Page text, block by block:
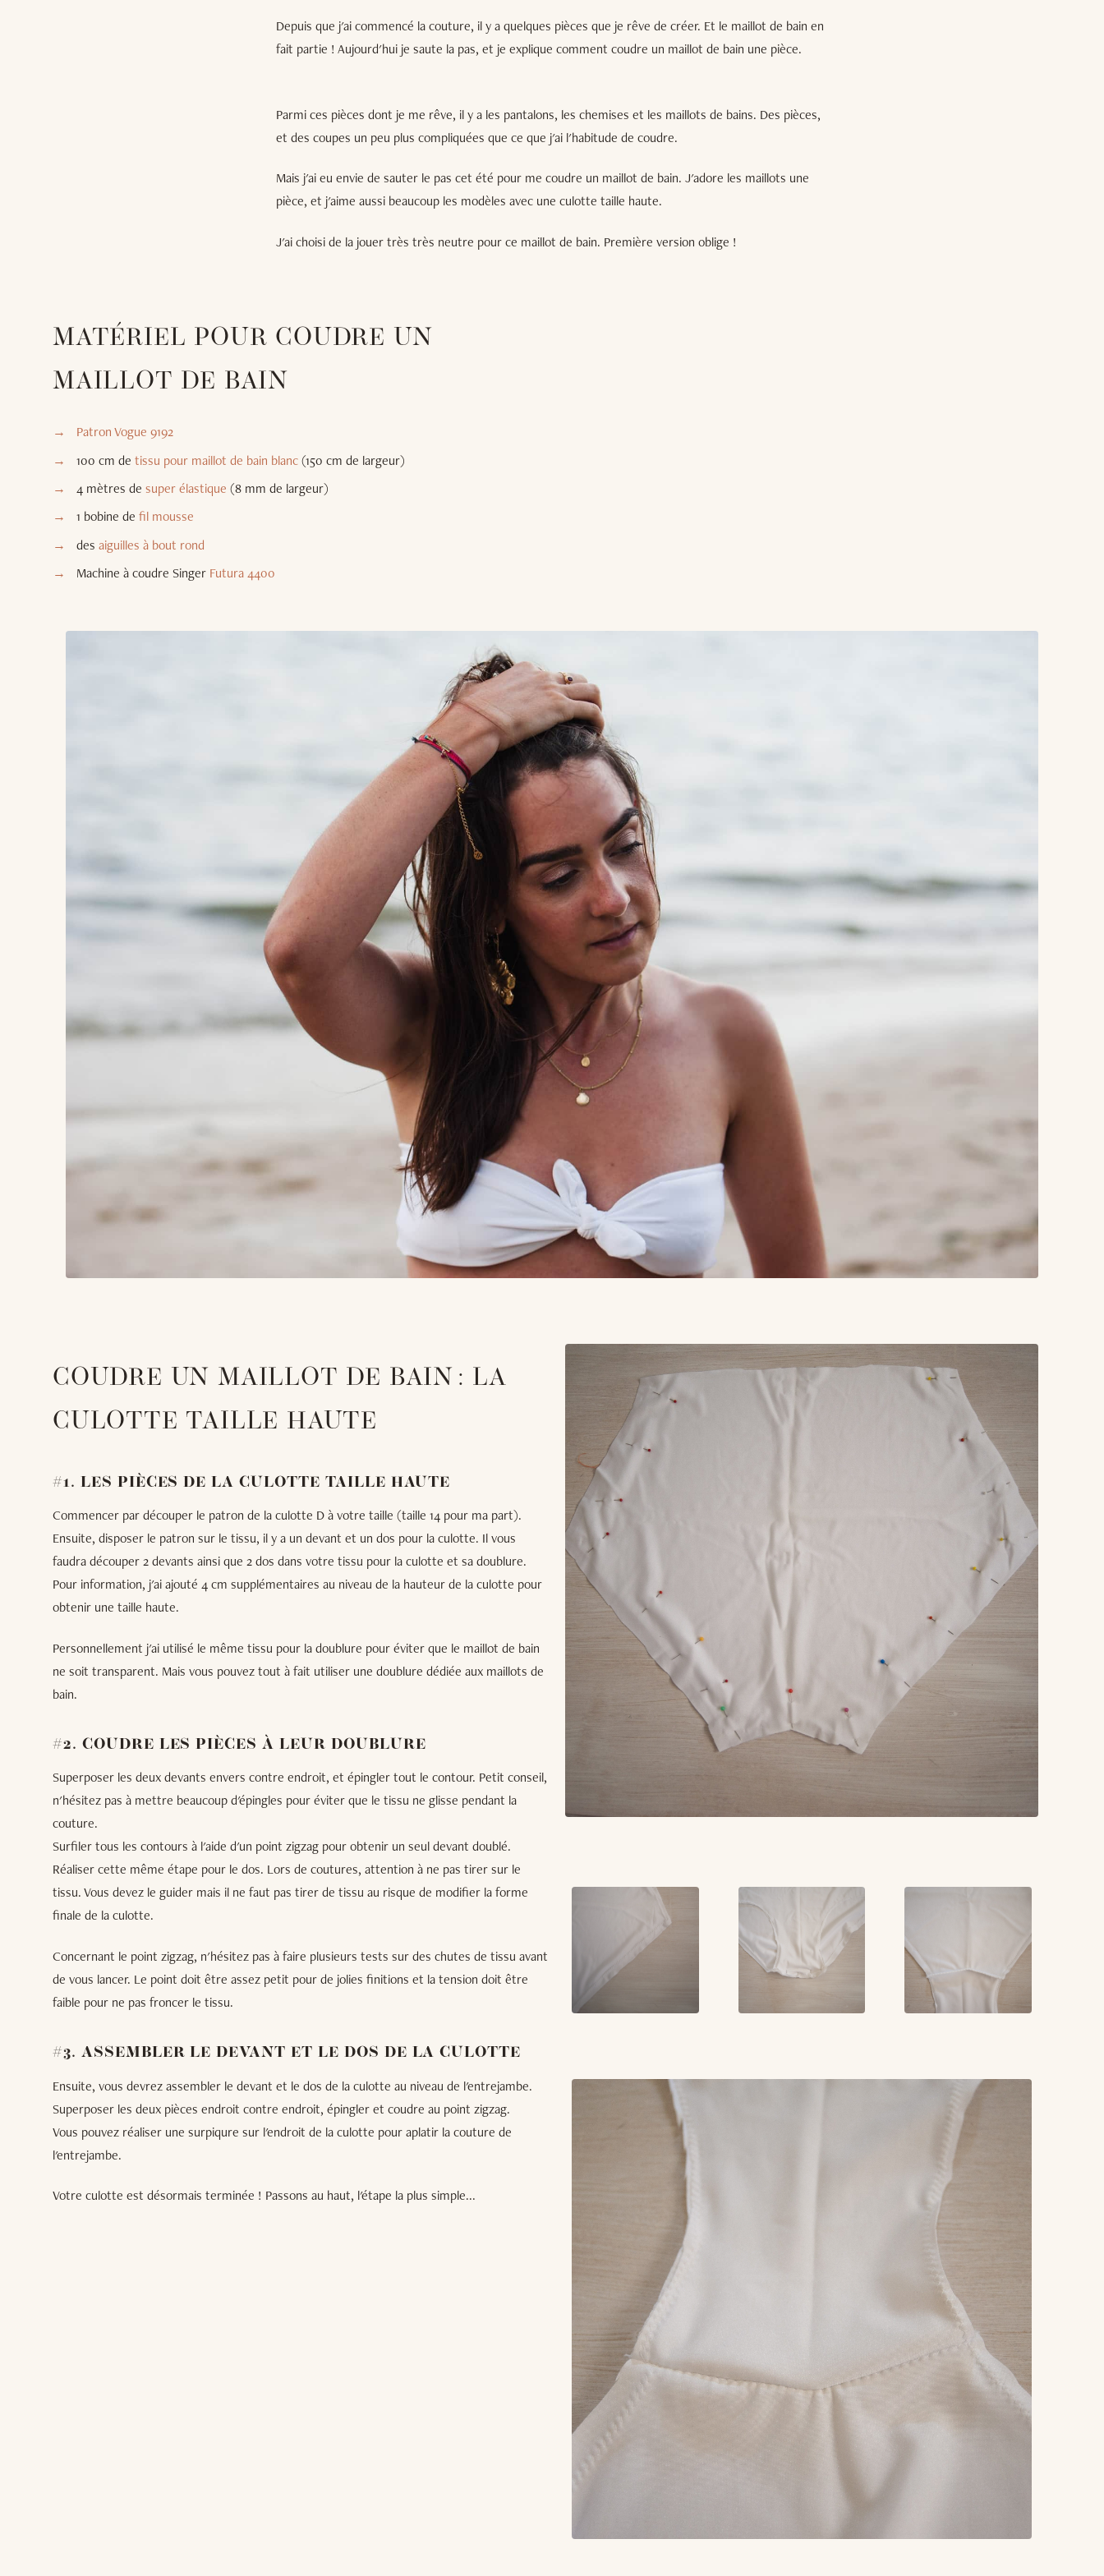
Depuis que j'ai commencé la couture, il y a quelques pièces que je rêve de créer. Et le maillot de bain en
fait partie ! Aujourd'hui je saute la pas, et je explique comment coudre un maillot de bain une pièce.
Parmi ces pièces dont je me rêve, il y a les pantalons, les chemises et les maillots de bains. Des pièces,
et des coupes un peu plus compliquées que ce que j'ai l'habitude de coudre.
Mais j'ai eu envie de sauter le pas cet été pour me coudre un maillot de bain. J'adore les maillots une
pièce, et j'aime aussi beaucoup les modèles avec une culotte taille haute.
J'ai choisi de la jouer très très neutre pour ce maillot de bain. Première version oblige !
MATÉRIEL POUR COUDRE UN
MAILLOT DE BAIN
Patron Vogue 9192
100 cm de tissu pour maillot de bain blanc(150 cm de largeur)
4 mètres de super élastique (8 mm de largeur)
1 bobine de fil mousse
des aiguilles à bout rond
Machine à coudre Singer Futura 4400
COUDRE UN MAILLOT DE BAIN : LA
CULOTTE TAILLE HAUTE
#1. LES PIÈCES DE LA CULOTTE TAILLE HAUTE
Commencer par découper le patron de la culotte D à votre taille (taille 14 pour ma part).
Ensuite, disposer le patron sur le tissu, il y a un devant et un dos pour la culotte. Il vous
faudra découper 2 devants ainsi que 2 dos dans votre tissu pour la culotte et sa doublure.
Pour information, j'ai ajouté 4 cm supplémentaires au niveau de la hauteur de la culotte pour
obtenir une taille haute.
Personnellement j'ai utilisé le même tissu pour la doublure pour éviter que le maillot de bain
ne soit transparent. Mais vous pouvez tout à fait utiliser une doublure dédiée aux maillots de
bain.
#2. COUDRE LES PIÈCES À LEUR DOUBLURE
Superposer les deux devants envers contre endroit, et épingler tout le contour. Petit conseil,
n'hésitez pas à mettre beaucoup d'épingles pour éviter que le tissu ne glisse pendant la
couture.
Surfiler tous les contours à l'aide d'un point zigzag pour obtenir un seul devant doublé.
Réaliser cette même étape pour le dos. Lors de coutures, attention à ne pas tirer sur le
tissu. Vous devez le guider mais il ne faut pas tirer de tissu au risque de modifier la forme
finale de la culotte.
Concernant le point zigzag, n'hésitez pas à faire plusieurs tests sur des chutes de tissu avant
de vous lancer. Le point doit être assez petit pour de jolies finitions et la tension doit être
faible pour ne pas froncer le tissu.
#3. ASSEMBLER LE DEVANT ET LE DOS DE LA CULOTTE
Ensuite, vous devrez assembler le devant et le dos de la culotte au niveau de l'entrejambe.
Superposer les deux pièces endroit contre endroit, épingler et coudre au point zigzag.
Vous pouvez réaliser une surpiqure sur l'endroit de la culotte pour aplatir la couture de
l'entrejambe.
Votre culotte est désormais terminée ! Passons au haut, l'étape la plus simple...